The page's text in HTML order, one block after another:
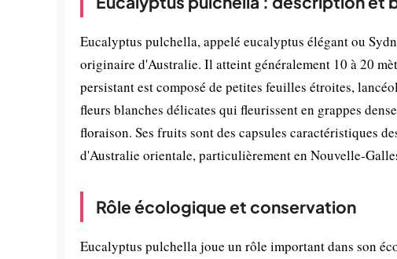
Eucalyptus pulchella, appelé eucalyptus élégant ou
originaire d'Australie. Il atteint généralement 10 à 20
persistant est composé de petites feuilles étroites,
fleurs blanches délicates qui fleurissent en grappes
floraison. Ses fruits sont des capsules caractéristiques
d'Australie orientale, particulièrement en Nouvelle-
Rôle écologique et conservation
Eucalyptus pulchella joue un rôle important dans son